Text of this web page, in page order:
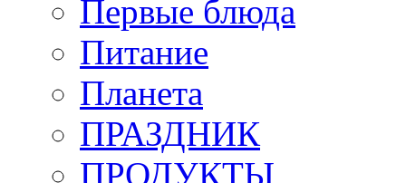
Первые блюда
Питание
Планета
ПРАЗДНИК
ПРОДУКТЫ